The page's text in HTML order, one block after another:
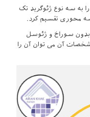
به سه نوع ژئوگرید تک
محوری تقسیم کرد.
بدون سوراخ و ژئوسل
مشخصات آن می توان آن را